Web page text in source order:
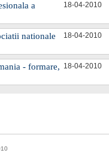
a
18-04-2010
nationale
18-04-2010
- formare, 18-04-2010